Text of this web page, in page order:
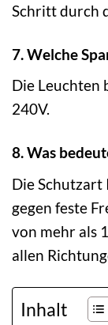
Schritt durch
7. Welche
Die Leuchten
240V.
8. Was
Die Schutzart
gegen feste
von mehr als
allen
Inhalt